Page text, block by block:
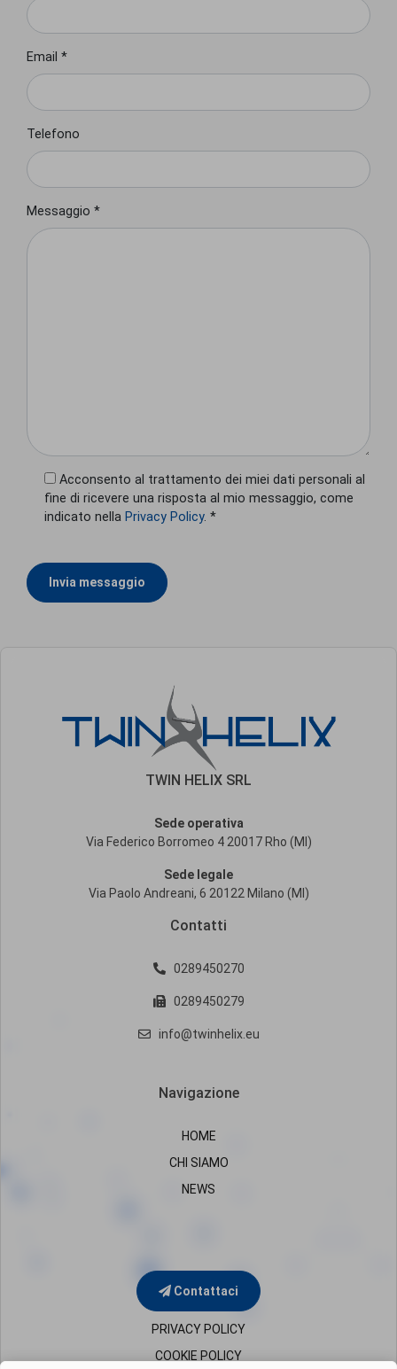
Email *
Telefono
Messaggio *
Acconsento al trattamento dei miei dati personali al
fine di ricevere una risposta al mio messaggio, come
indicato nella Privacy Policy. *
Invia messaggio
TWIN HELIX SRL
Sede operativa
Via Federico Borromeo 4 20017 Rho (MI)
Sede legale
Via Paolo Andreani, 6 20122 Milano (MI)
Contatti
0289450270
0289450279
info@twinhelix.eu
Navigazione
HOME
CHI SIAMO
NEWS
Contattaci
PRIVACY POLICY
COOKIE POLICY